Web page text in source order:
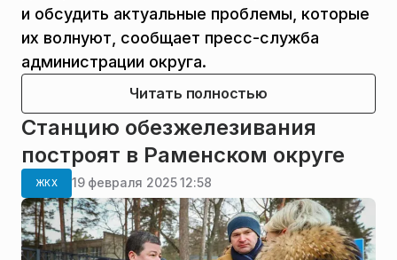
и обсудить актуальные проблемы, которые
их волнуют, сообщает пресс-служба
администрации округа.
Читать полностью
Станцию обезжелезивания
построят в Раменском округе
ЖКХ 19 февраля 2025 12:58